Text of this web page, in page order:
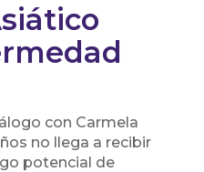
con Carmela
no llega a recibir
potencial de